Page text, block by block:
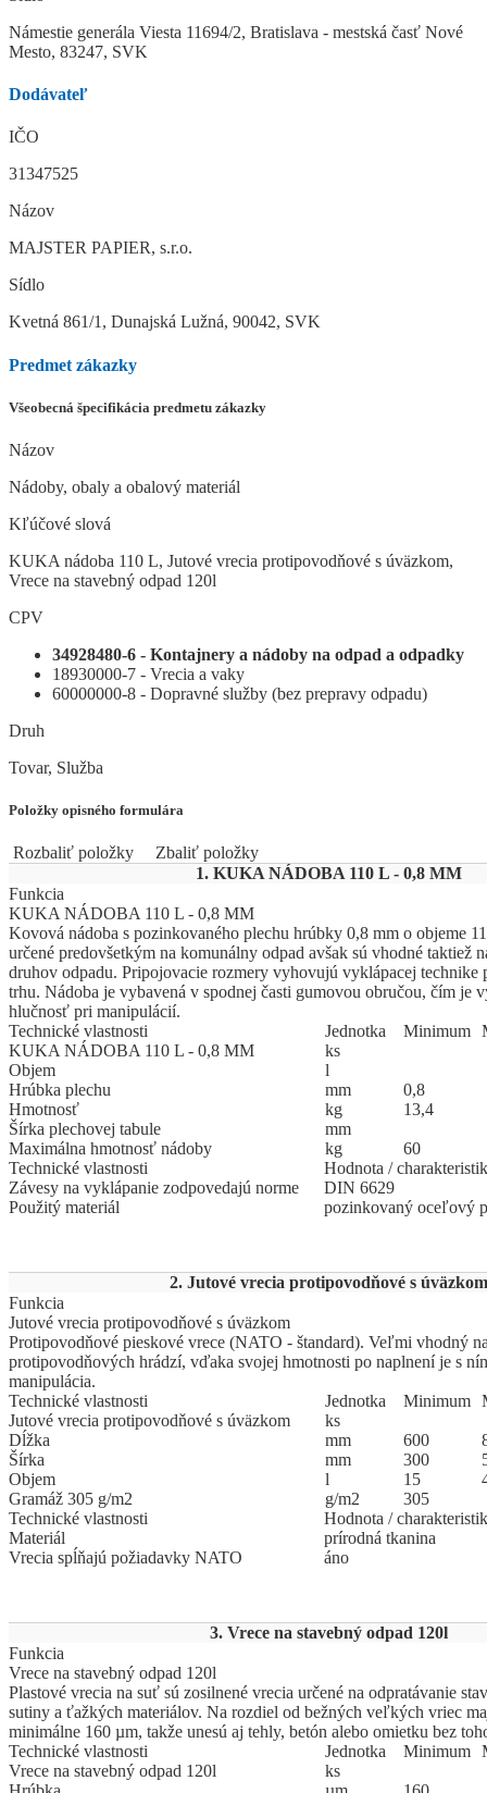
Námestie generála Viesta 11694/2, Bratislava - mestská časť Nové
Mesto, 83247, SVK
Dodávateľ
IČO
31347525
Názov
MAJSTER PAPIER, s.r.o.
Sídlo
Kvetná 861/1, Dunajská Lužná, 90042, SVK
Predmet zákazky
Všeobecná špecifikácia predmetu zákazky
Názov
Nádoby, obaly a obalový materiál
Kľúčové slová
KUKA nádoba 110 L, Jutové vrecia protipovodňové s úväzkom,
Vrece na stavebný odpad 120l
CPV
34928480-6 - Kontajnery a nádoby na odpad a odpadky
18930000-7 - Vrecia a vaky
60000000-8 - Dopravné služby (bez prepravy odpadu)
Druh
Tovar, Služba
Položky opisného formulára
Rozbaliť položky
Zbaliť položky
1. KUKA NÁDOBA 110 L - 0,8 MM
Funkcia
KUKA NÁDOBA 110 L - 0,8 MM
Kovová nádoba s pozinkovaného plechu hrúbky 0,8 mm o objeme
určené predovšetkým na komunálny odpad avšak sú vhodné taktiež
druhov odpadu. Pripojovacie rozmery vyhovujú vyklápacej technike
trhu. Nádoba je vybavená v spodnej časti gumovou obručou, čím je
hlučnosť pri manipulácií.
Technické vlastnosti
Jed­not­ka Mi­ni­mum
KUKA NÁDOBA 110 L - 0,8 MM
ks
Objem
l
Hrúbka plechu
mm
0,8
Hmotnosť
kg
13,4
Šírka plechovej tabule
mm
Maximálna hmotnosť nádoby
kg
60
Technické vlastnosti
Hodnota /
Závesy na vyklápanie zodpovedajú norme
DIN 6629
Použitý materiál
pozinkovaný oceľový
2. Jutové vrecia protipovodňové s úväzkom
Funkcia
Jutové vrecia protipovodňové s úväzkom
Protipovodňové pieskové vrece (NATO - štandard). Veľmi vhodný
protipovodňových hrádzí, vďaka svojej hmotnosti po naplnení je s
manipulácia.
Technické vlastnosti
Jed­not­ka Mi­ni­mum
Jutové vrecia protipovodňové s úväzkom
ks
Dĺžka
mm 600
Šírka
mm 300
Objem
l 15
Gramáž 305 g/m2
g/m2
305
Technické vlastnosti
Hodnota /
Materiál
prírodná tkanina
Vrecia spĺňajú požiadavky NATO
áno
3. Vrece na stavebný odpad 120l
Funkcia
Vrece na stavebný odpad 120l
Plastové vrecia na suť sú zosilnené vrecia určené na odpratávanie
sutiny a ťažkých materiálov. Na rozdiel od bežných veľkých vriec
minimálne 160 µm, takže unesú aj tehly, betón alebo omietku bez
Technické vlastnosti
Jed­not­ka Mi­ni­mum
Vrece na stavebný odpad 120l
ks